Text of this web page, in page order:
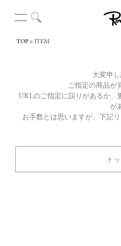
TOP ITEM
大変申し
ご指定の商品が
URLのご指定に誤りがあるか、
が
お手数とは思いますが、下記
ト